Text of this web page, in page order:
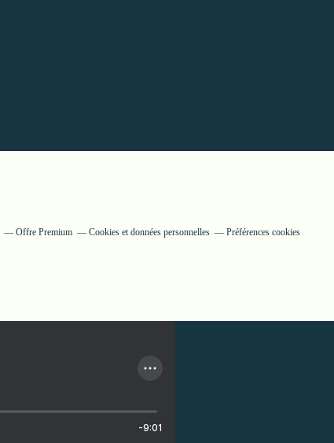
Offre Premium Cookies et données personnelles Préférences cookies
-9:01